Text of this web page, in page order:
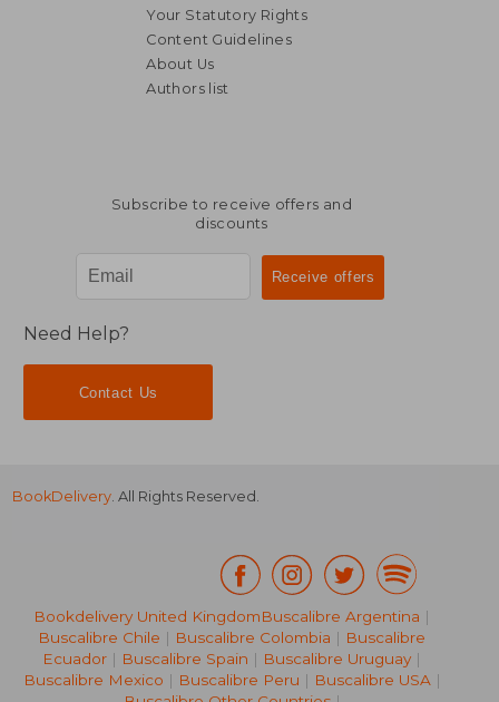
NT$ 1,249
Your Statutory Rights
Content Guidelines
About Us
Authors list
Subscribe to receive offers and
discounts
Need Help?
Contact Us
BookDelivery. All Rights Reserved.
Bookdelivery United KingdomBuscalibre Argentina |
Buscalibre Chile | Buscalibre Colombia | Buscalibre
Ecuador | Buscalibre Spain | Buscalibre Uruguay |
Buscalibre Mexico | Buscalibre Peru | Buscalibre USA|